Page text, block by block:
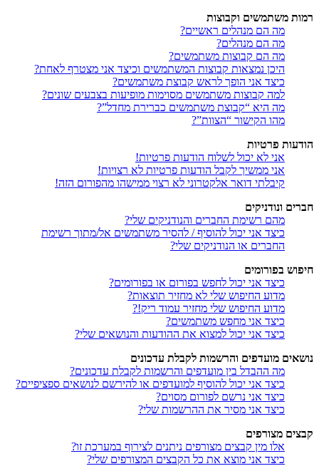
רמות משתמשים וקבוצות
מה הם מנהלים ראשיים?
מה הם מנהלים?
מה הם קבוצות משתמשים?
היכן נמצאות קבוצות המשתמשים וכיצד אני מצטרף לאחת?
כיצד אני הופך לראש קבוצת משתמשים?
למה קבוצות משתמשים מסוימות מופיעות בצבעים שונים?
מה היא “קבוצת משתמשים כברירת מחדל”?
מהו הקישור “הצוות”?
הודעות פרטיות
אני לא יכול לשלוח הודעות פרטיות!
אני ממשיך לקבל הודעות פרטיות לא רצויות!
קיבלתי דואר אלקטרוני לא רצוי ממישהו מהפורום הזה!
חברים ונודניקים
מהם רשימת החברים והנודניקים שלי?
כיצד אני יכול להוסיף / להסיר משתמשים אל/מתוך רשימת
החברים או הנודניקים שלי?
חיפוש בפורומים
כיצד אני יכול לחפש בפורום או בפורומים?
מדוע החיפוש שלי לא מחזיר תוצאות?
מדוע החיפוש שלי מחזיר עמוד ריק!?
כיצד אני מחפש משתמשים?
כיצד אני יכול למצוא את ההודעות והנושאים שלי?
נושאים מועדפים והרשמות לקבלת עדכונים
מה ההבדל בין מועדפים והרשמות לקבלת עדכונים?
כיצד אני יכול להוסיף למועדפים או להירשם לנושאים ספציפיים?
כיצד אני נרשם לפורום מסוים?
כיצד אני מסיר את ההרשמות שלי?
קבצים מצורפים
אלו מין קבצים מצורפים ניתנים לצירוף במערכת זו?
כיצד אני מוצא את כל הקבצים המצורפים שלי?